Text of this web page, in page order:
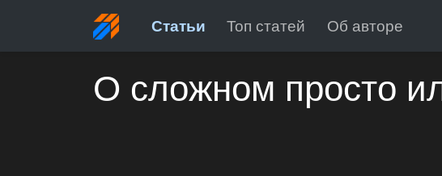
Статьи Топ статей Об авторе
О сложном просто